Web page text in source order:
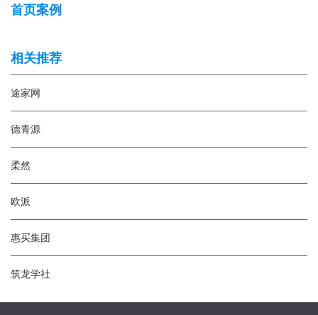
首页案例
相关推荐
途家网
德青源
柔然
欧派
惠买集团
筑龙学社